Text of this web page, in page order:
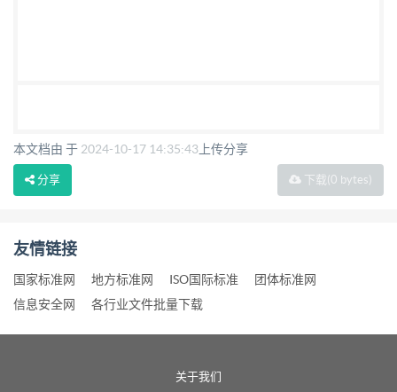
本文档由 于 2024-10-17 14:35:43 上传分享
下载(0 bytes)
分享
友情链接
国家标准网 地方标准网 ISO国际标准
团体标准网
信息安全网
各行业文件批量下载
关于我们